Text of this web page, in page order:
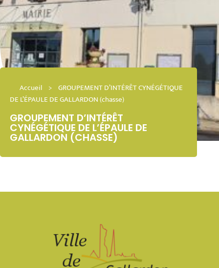
Accueil > GROUPEMENT D’INTÉRÊT CYNÉGÉTIQUE
DE L’ÉPAULE DE GALLARDON (chasse)
GROUPEMENT D’INTÉRÊT
CYNÉGÉTIQUE DE L’ÉPAULE DE
GALLARDON (CHASSE)